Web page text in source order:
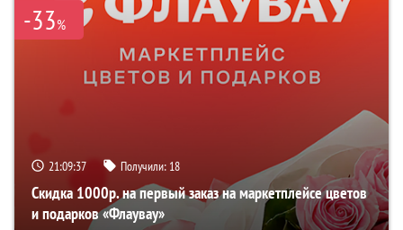
-33%
21:09:36 Получили: 18
Скидка 1000р. на первый заказ на маркетплейсе цветов
и подарков «Флаувау»